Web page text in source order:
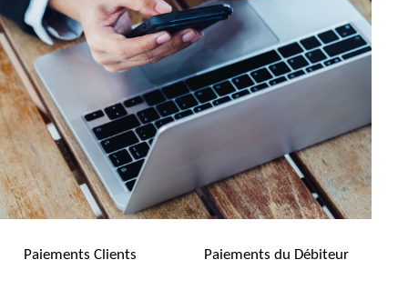
Paiements Clients Paiements du Débiteur